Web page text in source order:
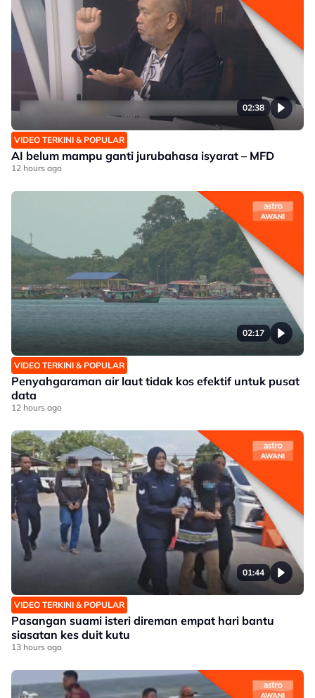
02:38
VIDEO TERKINI & POPULAR
AI belum mampu ganti jurubahasa isyarat – MFD
12 hours ago
02:17
VIDEO TERKINI & POPULAR
Penyahgaraman air laut tidak kos efektif untuk pusat
data
12 hours ago
01:44
VIDEO TERKINI & POPULAR
Pasangan suami isteri direman empat hari bantu
siasatan kes duit kutu
13 hours ago